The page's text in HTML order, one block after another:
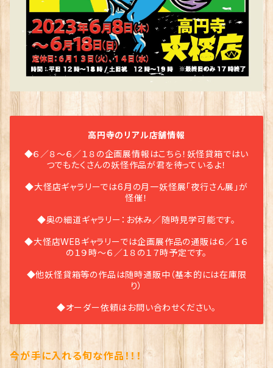
高円寺のリアル店舗情報
◆６／８〜６／１８の企画展情報はこちら！妖怪貸箱ではい
つでもたくさんの妖怪作品が君を待っているよ！
◆大怪店ギャラリーでは6月の月一妖怪展「夜行さん展」が
怪催！
◆奥の細道ギャラリー：お休み／随時見学可能です。
◆大怪店WEBギャラリーでは企画展作品の通販は６／１６
の１９時〜６／１８の１７時予定です。
◆他妖怪貸箱等の作品は随時通販中（基本的には在庫限
り）
◆オーダー依頼はお問い合わせください。
今が手に入れる旬な作品！！！